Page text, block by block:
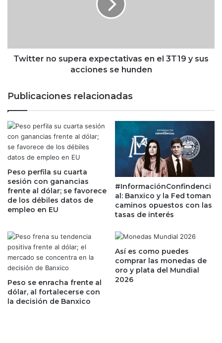
e
r
a
m
e
n
t
e
e
n
a
g
s
t
o
o
r
a
e
x
p
e
c
t
a
t
i
v
s
e
n
e
3
T
Twitter no supera expectativas en el 3T19 y sus
acciones se hunden
Publicaciones relacionadas
Peso perfila su cuarta
sesión con ganancias
frente al dólar; se favorece
de los débiles datos de
empleo en EU
#InformaciónConfindenci
al: Banxico y la Fed toman
caminos opuestos con las
tasas de interés
Peso se enracha frente al
dólar, al fortalecerse con
la decisión de Banxico
Así es como puedes
comprar las monedas de
oro y plata del Mundial
2026